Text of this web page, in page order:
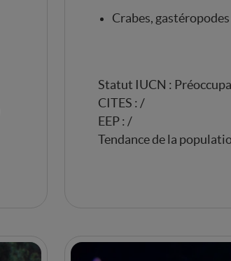
Crabes,
Statut IUCN :
CITES : /
EEP : /
Tendance de la